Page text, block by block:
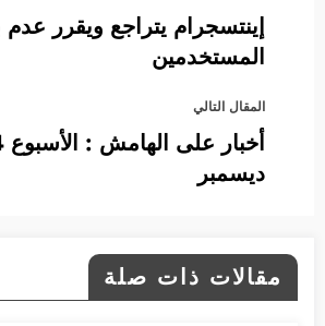
إينتسجرام يتراجع ويقرر
المستخدمين
المقال التالي
ديسمبر
مقالات ذات صلة